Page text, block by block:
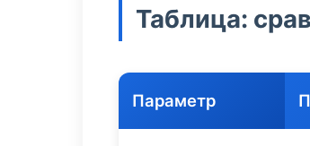
Таблица:
Параметр